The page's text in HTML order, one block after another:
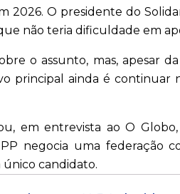
2026. O presidente do
não teria dificuldade em
o assunto, mas, apesar
principal ainda é continuar
em entrevista ao O
negocia uma federação
candidato.